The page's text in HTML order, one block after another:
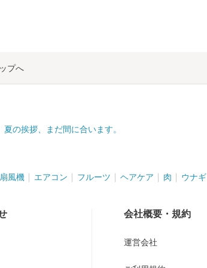
プへ
夏の挨拶、まだ間に合います。
扇風機 エアコン フルーツ ヘアケア 肉 ウナギ
会社概要・規約
運営会社